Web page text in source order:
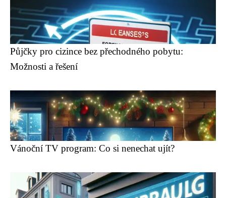
Půjčky pro cizince bez přechodného pobytu:
Možnosti a řešení
Vánoční TV program: Co si nenechat ujít?